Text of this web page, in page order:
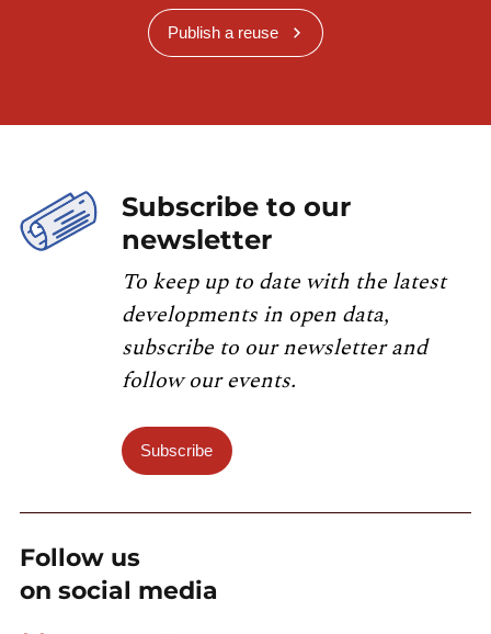
Publish a reuse
Subscribe to our
newsletter
To keep up to date with the latest
developments in open data,
subscribe to our newsletter and
follow our events.
Subscribe
Follow us
on social media